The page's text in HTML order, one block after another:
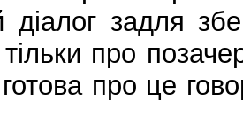
діалог задля
про
про це